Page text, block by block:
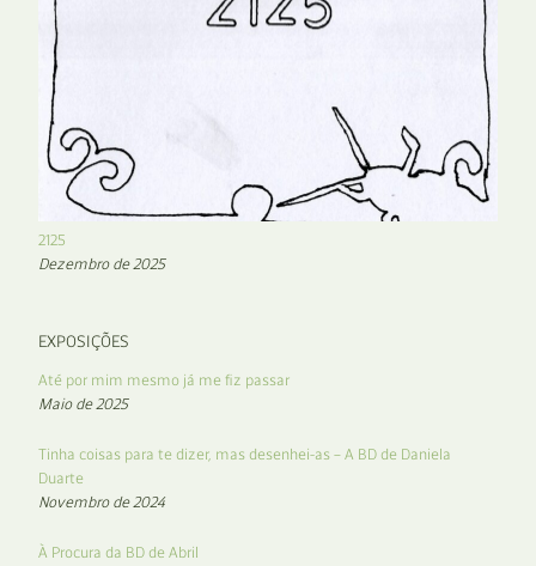
2125
Dezembro de 2025
EXPOSIÇÕES
Até por mim mesmo já me fiz passar
Maio de 2025
Tinha coisas para te dizer, mas desenhei-as – A BD de Daniela
Duarte
Novembro de 2024
À Procura da BD de Abril